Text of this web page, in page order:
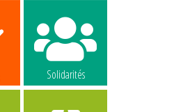
Solidarités